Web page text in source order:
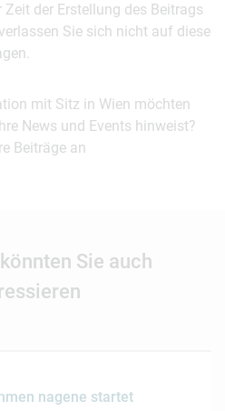
Zeit der Erstellung des Beitrags
Sie sich nicht auf diese
mit Sitz in Wien möchten
News und Events hinweist?
Beiträge an
Sie auch
nagene startet